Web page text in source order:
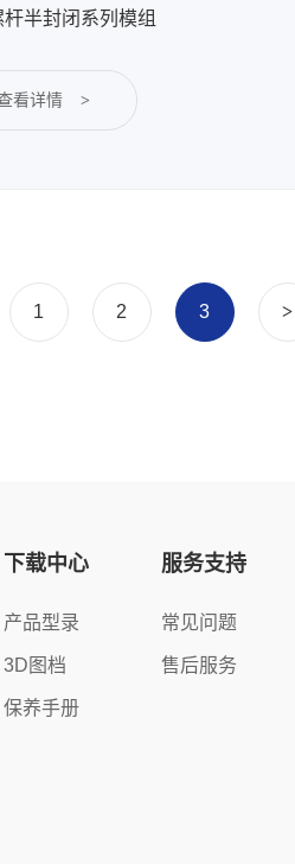
杆半封闭系列模组
看详情 >
1 2 3 >
下载中心
产品型录
3D图档
保养手册
服务支持
常见问题
售后服务